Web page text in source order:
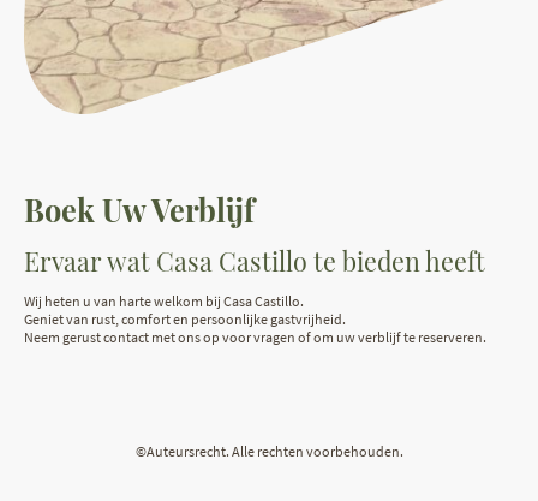
Boek Uw Verblijf
Ervaar wat Casa Castillo te bieden heeft
Wij heten u van harte welkom bij Casa Castillo.
Geniet van rust, comfort en persoonlijke gastvrijheid.
Neem gerust contact met ons op voor vragen of om uw verblijf te reserveren.
©Auteursrecht. Alle rechten voorbehouden.